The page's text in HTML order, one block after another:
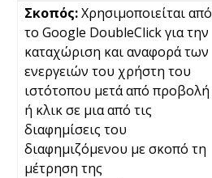
Χρησιμοποιείται από
το Google DoubleClick για την
καταχώριση και αναφορά των
ενεργειών του χρήστη του
ιστότοπου μετά από προβολή
ή κλικ σε μια από τις
διαφημίσεις του
διαφημιζόμενου με σκοπό τη
μέτρηση της